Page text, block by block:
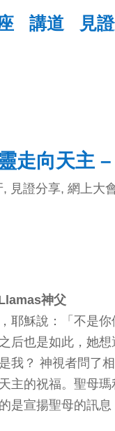
講道 見
走向天主
, 見證分享,網上大
神父
耶穌說：「不是
后也是如此，她
我？ 神視者問了
主的祝福。聖母
是宣揚聖母的訊息